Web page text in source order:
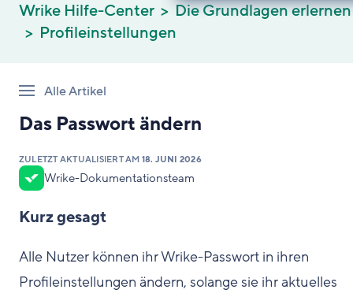
Wrike Hilfe-Center
Die Grundlagen erlernen
Profileinstellungen
Alle Artikel
Das Passwort ändern
ZULETZT AKTUALISIERT AM 18. JUNI 2026
Wrike-Dokumentationsteam
Kurz gesagt
Alle Nutzer können ihr Wrike-Passwort in ihren
Profileinstellungen ändern, solange sie ihr aktuelles